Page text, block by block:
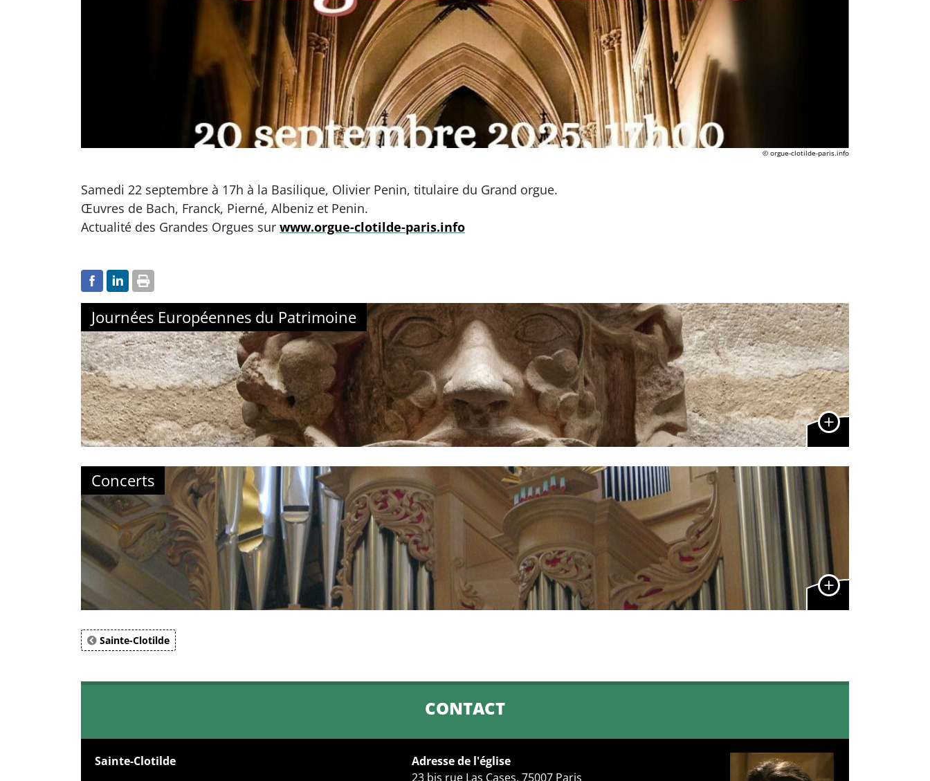
© orgue-clotilde-paris.info
Samedi 22 septembre à 17h à la Basilique, Olivier Penin, titulaire du Grand orgue.
Œuvres de Bach, Franck, Pierné, Albeniz et Penin.
Actualité des Grandes Orgues sur www.orgue-clotilde-paris.info
Journées Européennes du Patrimoine
Concerts
Sainte-Clotilde
CONTACT
Sainte-Clotilde
Adresse de l'église
23 bis rue Las Cases, 75007 Paris